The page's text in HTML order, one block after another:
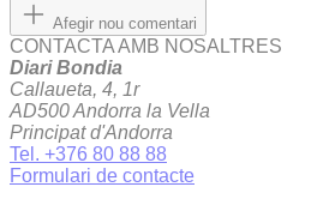
Afegir nou comentari
CONTACTA AMB NOSALTRES
Diari Bondia
Callaueta, 4, 1r
AD500 Andorra la Vella
Principat d'Andorra
Tel. +376 80 88 88
Formulari de contacte